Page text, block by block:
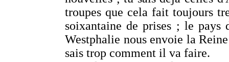
troupes que cela fait toujours
soixantaine de prises ; le
Westphalie nous envoie la
sais trop comment il va faire.